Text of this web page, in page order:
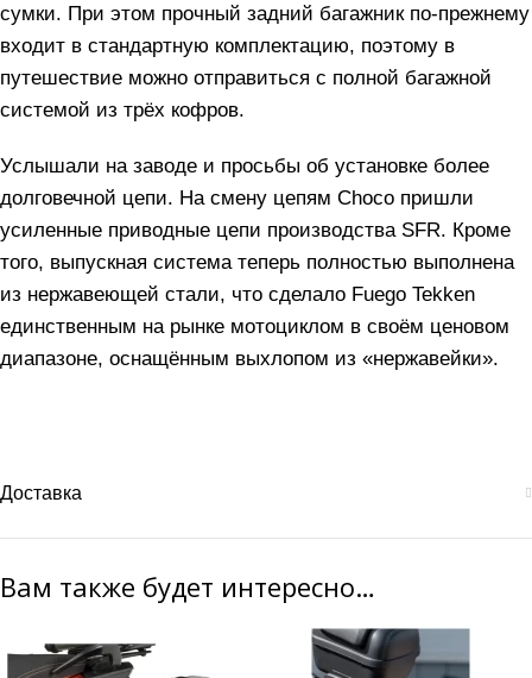
сумки. При этом прочный задний багажник по-прежнему
входит в стандартную комплектацию, поэтому в
путешествие можно отправиться с полной багажной
системой из трёх кофров.
Услышали на заводе и просьбы об установке более
долговечной цепи. На смену цепям Choco пришли
усиленные приводные цепи производства SFR. Кроме
того, выпускная система теперь полностью выполнена
из нержавеющей стали, что сделало Fuego Tekken
единственным на рынке мотоциклом в своём ценовом
диапазоне, оснащённым выхлопом из «нержавейки».
Доставка
Вам также будет интересно…